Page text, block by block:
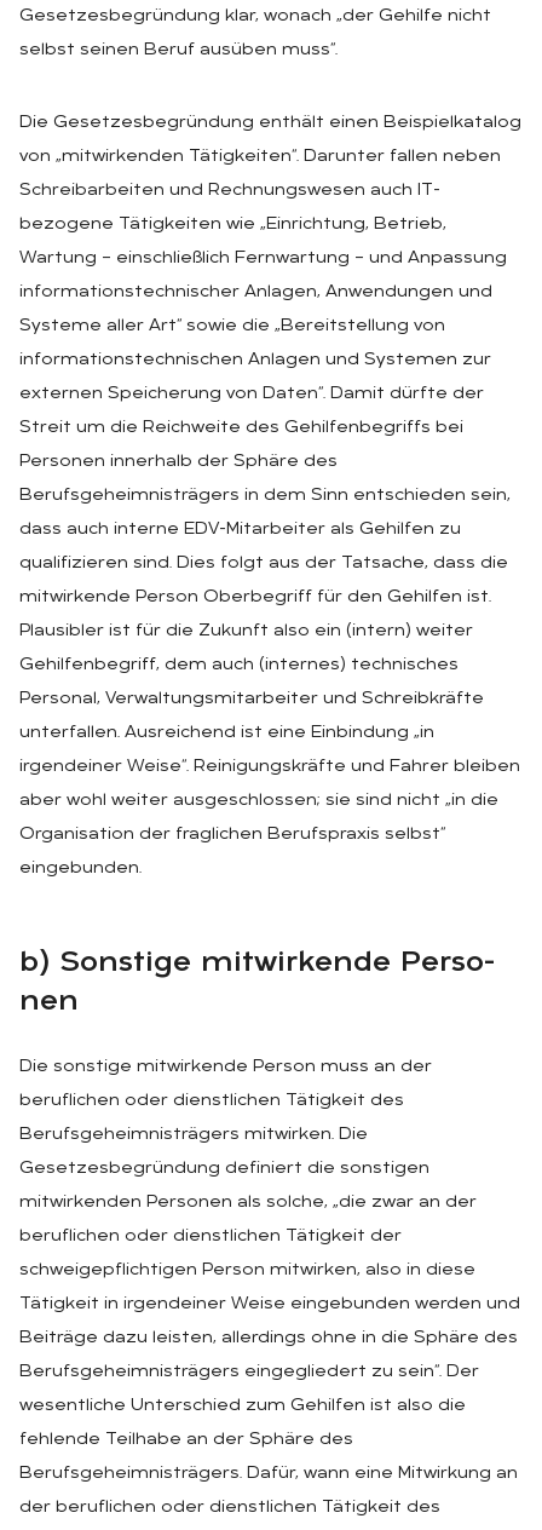
Gesetzesbegründung klar, wonach „der Gehilfe nicht
selbst seinen Beruf ausüben muss“.
Die Gesetzesbegründung enthält einen Beispielkatalog
von „mitwirkenden Tätigkeiten“. Darunter fallen neben
Schreibarbeiten und Rechnungswesen auch IT-
bezogene Tätigkeiten wie „Einrichtung, Betrieb,
Wartung – einschließlich Fernwartung – und Anpassung
informationstechnischer Anlagen, Anwendungen und
Systeme aller Art“ sowie die „Bereitstellung von
informationstechnischen Anlagen und Systemen zur
externen Speicherung von Daten“. Damit dürfte der
Streit um die Reichweite des Gehilfenbegriffs bei
Personen innerhalb der Sphäre des
Berufsgeheimnisträgers in dem Sinn entschieden sein,
dass auch interne EDV-Mitarbeiter als Gehilfen zu
qualifizieren sind. Dies folgt aus der Tatsache, dass die
mitwirkende Person Oberbegriff für den Gehilfen ist.
Plausibler ist für die Zukunft also ein (intern) weiter
Gehilfenbegriff, dem auch (internes) technisches
Personal, Verwaltungsmitarbeiter und Schreibkräfte
unterfallen. Ausreichend ist eine Einbindung „in
irgendeiner Weise“. Reinigungskräfte und Fahrer bleiben
aber wohl weiter ausgeschlossen; sie sind nicht „in die
Organisation der fraglichen Berufspraxis selbst“
eingebunden.
b) Sons­ti­ge mit­wir­ken­de Per­so­
nen
Die sonstige mitwirkende Person muss an der
beruflichen oder dienstlichen Tätigkeit des
Berufsgeheimnisträgers mitwirken. Die
Gesetzesbegründung definiert die sonstigen
mitwirkenden Personen als solche, „die zwar an der
beruflichen oder dienstlichen Tätigkeit der
schweigepflichtigen Person mitwirken, also in diese
Tätigkeit in irgendeiner Weise eingebunden werden und
Beiträge dazu leisten, allerdings ohne in die Sphäre des
Berufsgeheimnisträgers eingegliedert zu sein“. Der
wesentliche Unterschied zum Gehilfen ist also die
fehlende Teilhabe an der Sphäre des
Berufsgeheimnisträgers. Dafür, wann eine Mitwirkung an
der beruflichen oder dienstlichen Tätigkeit des